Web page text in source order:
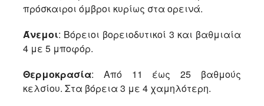
πρόσκαιροι όμβροι κυρίως στα ορεινά.
Άνεμοι: Βόρειοι βορειοδυτικοί 3 και βαθμιαία
4 με 5 μποφόρ.
Θερμοκρασία: Από 11 έως 25 βαθμούς
κελσίου. Στα βόρεια 3 με 4 χαμηλότερη.